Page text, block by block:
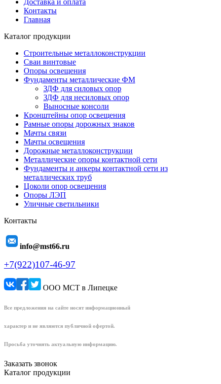
Доставка и оплата
Контакты
Главная
Каталог продукции
Строительные металлоконструкции
Сваи винтовые
Опоры освещения
Фундаменты металлические ФМ
ЗДФ для силовых опор
ЗДФ для несиловых опор
Выносные консоли
Кронштейны опор освещения
Рамные опоры дорожных знаков
Мачты связи
Мачты освещения
Дорожные металлоконструкции
Металлические опоры контактной сети
Фундаменты и анкеры контактной сети из
металлических труб
Цоколи опор освещения
Опоры ЛЭП
Уличные светильники
Контакты
info@mst66.ru
+7(922)107-46-97
ООО МСТ в Липецке
Все предложения на сайте носят информационный
характер и не являются публичной офертой.
Просьба уточнять актуальную информацию.
Заказать звонок
Каталог продукции